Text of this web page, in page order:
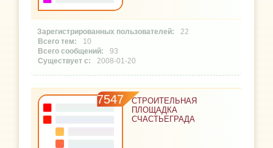
22
10
93
2008-01-20
7547
СТРОИТЕЛЬНАЯ
ПЛОЩАДКА
СЧАСТЬЕГРАДА